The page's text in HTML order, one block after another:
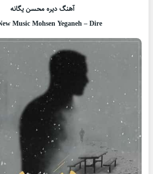
آهنگ دیره محسن یگانه
Music Mohsen Yeganeh – Dire